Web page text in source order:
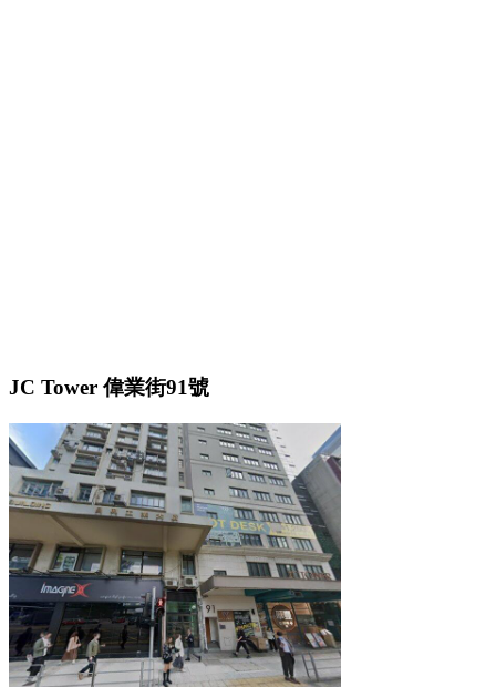
JC Tower 偉業街91號